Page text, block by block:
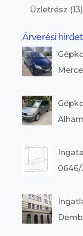
Üzletrész (13)
Árverési
0646/